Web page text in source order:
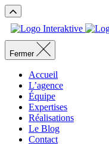
Fermer
Accueil
L’agence
Équipe
Expertises
Réalisations
Le Blog
Contact